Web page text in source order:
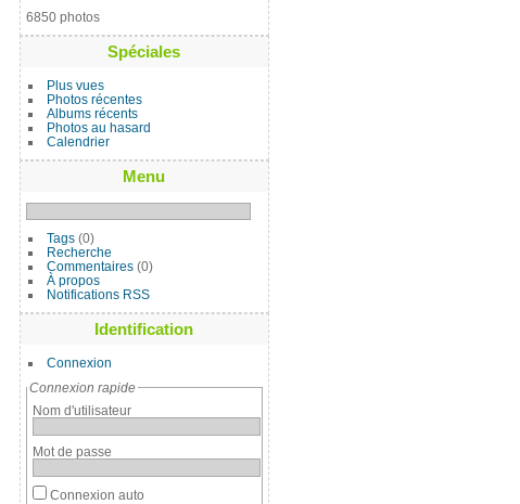
6850 photos
Spéciales
Plus vues
Photos récentes
Albums récents
Photos au hasard
Calendrier
Menu
Tags(0)
Recherche
Commentaires(0)
À propos
Notifications RSS
Identification
Connexion
Connexion rapide
Nom d'utilisateur
Mot de passe
Connexion auto